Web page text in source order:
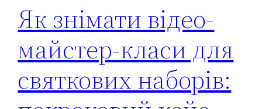
Як знімати відео-
майстер-класи для
святкових наборів: